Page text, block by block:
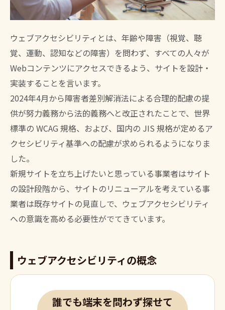
ウェブアクセシビリティとは、年齢や障害（視覚、聴
覚、運動、認知などの障害）を問わず、すべての人々が
Webコンテンツにアクセスできるよう、サイトを設計・
実装することを言います。
2024年4月から障害者差別解消法による合理的配慮の提
供が努力義務から法的義務へと改正されたことで、世界
標準の WCAG 規格、および、国内の JIS 規格が定めるア
クセシビリティ基準への配慮が求められるようになりま
した。
新規サイトを立ち上げたいと思っている事業者はサイト
の設計段階から、サイトのリニューアルを考えている事
業者は既存サイトの見直しで、ウェブアクセシビリティ
への意識を高める必要性がでてきています。
ウェブアクセシビリティの概念
誰でも端末を問わず探せて